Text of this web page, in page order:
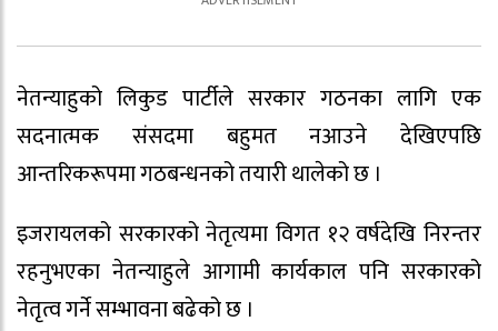
नेतन्याहुको लिकुड पार्टीले सरकार गठनका लागि एक
सदनात्मक संसदमा बहुमत नआउने देखिएपछि
आन्तरिकरूपमा गठबन्धनको तयारी थालेको छ ।
इजरायलको सरकारको नेतृत्यमा विगत १२ वर्षदेखि निरन्तर
रहनुभएका नेतन्याहुले आगामी कार्यकाल पनि सरकारको
नेतृत्व गर्ने सम्भावना बढेको छ ।